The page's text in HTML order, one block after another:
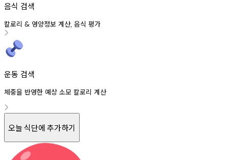
음식 검색
칼로리 & 영양정보 계산, 음식 평가
운동 검색
체중을 반영한 예상 소모 칼로리 계산
오늘 식단에 추가하기